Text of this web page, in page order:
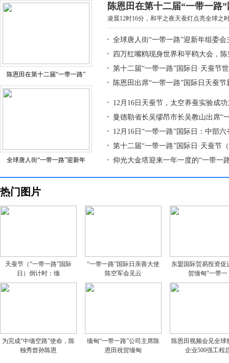
陈恩田在第十二届“一带一路”
全球唐人街“一带一路”迎新年
陈恩田在第十二届“一带一路”
凌晨12时16分，和平之夜天蚕灯点亮全球之
全球唐人街“一带一路”迎新年组委会
四万红嘴鸥现身世界和平鸥大会，
第十二届“一带一路”国际日·天蚕节
陈恩田出席“一带一路”国际日天蚕节
12月16日天蚕节，太空养蚕实验成
曼德勒省长吴缪昂市长吴教山出席“
12月16日“一带一路”国际日：中部六
第十二届“一带一路”国际日·天蚕节
仰光大金塔迎来一年一度的“一带一
热门图片
天蚕节（“一带一路”国际
日）倒计时：缅
“一带一路”国际日亲善大使
陈空军会见云
东盟国际贸易投资促
贺缅甸“一带一
为完成“中缅空路”使命，陈
独秀曾孙陈恩
缅甸“一带一路”公司主席陈
恩田祝贺缅甸
陈恩田视频会见全球
企业500强工程